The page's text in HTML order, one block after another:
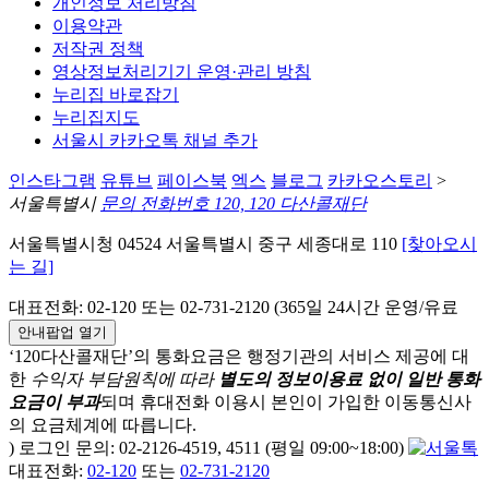
이용약관
저작권 정책
영상정보처리기기 운영·관리 방침
누리집 바로잡기
누리집지도
서울시 카카오톡 채널 추가
인스타그램 유튜브 페이스북 엑스 블로그 카카오스토리 >
서울특별시 문의 전화번호 120, 120 다산콜재단
서울특별시청 04524 서울특별시 중구 세종대로 110 [찾아오시
는 길]
대표전화: 02-120 또는 02-731-2120 (365일 24시간 운영/유료
안내팝업 열기
‘120다산콜재단’의 통화요금은 행정기관의 서비스 제공에 대
한 수익자 부담원칙에 따라 별도의 정보이용료 없이 일반 통화
요금이 부과되며 휴대전화 이용시 본인이 가입한 이동통신사
의 요금체계에 따릅니다.
) 로그인 문의: 02-2126-4519, 4511 (평일 09:00~18:00)
대표전화: 02-120 또는 02-731-2120